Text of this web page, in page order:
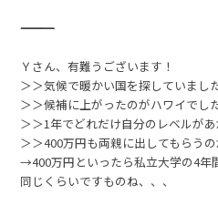
―――――――――――――――――――――――――――――
Ｙさん、有難うございます！
＞＞気候で暖かい国を探していました
＞＞候補に上がったのがハワイでし
＞＞1年でどれだけ自分のレベルが
＞＞400万円も両親に出してもらうの
→400万円といったら私立大学の4年
同じくらいですものね、、、